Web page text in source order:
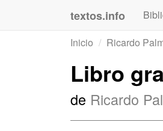
textos.info
Inicio
Ricardo
Libro
de Ricardo